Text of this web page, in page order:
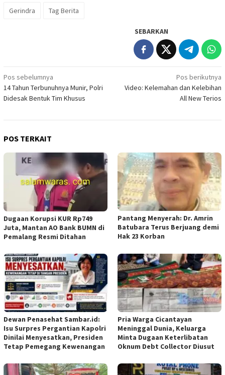
Gerindra Tag Berita
SEBARKAN
Navigasi
pos
Pos sebelumnya
14 Tahun Terbunuhnya Munir, Polri
Didesak Bentuk Tim Khusus
Pos berikutnya
Video: Kelemahan dan Kelebihan
All New Terios
POS TERKAIT
Dugaan Korupsi KUR Rp749
Juta, Mantan AO Bank BUMN di
Pemalang Resmi Ditahan
Pantang Menyerah: Dr. Amrin
Batubara Terus Berjuang demi
Hak 23 Korban
Dewan Penasehat Sambar.id:
Isu Surpres Pergantian Kapolri
Dinilai Menyesatkan, Presiden
Tetap Pemegang Kewenangan
Pria Warga Cicantayan
Meninggal Dunia, Keluarga
Minta Dugaan Keterlibatan
Oknum Debt Collector Diusut